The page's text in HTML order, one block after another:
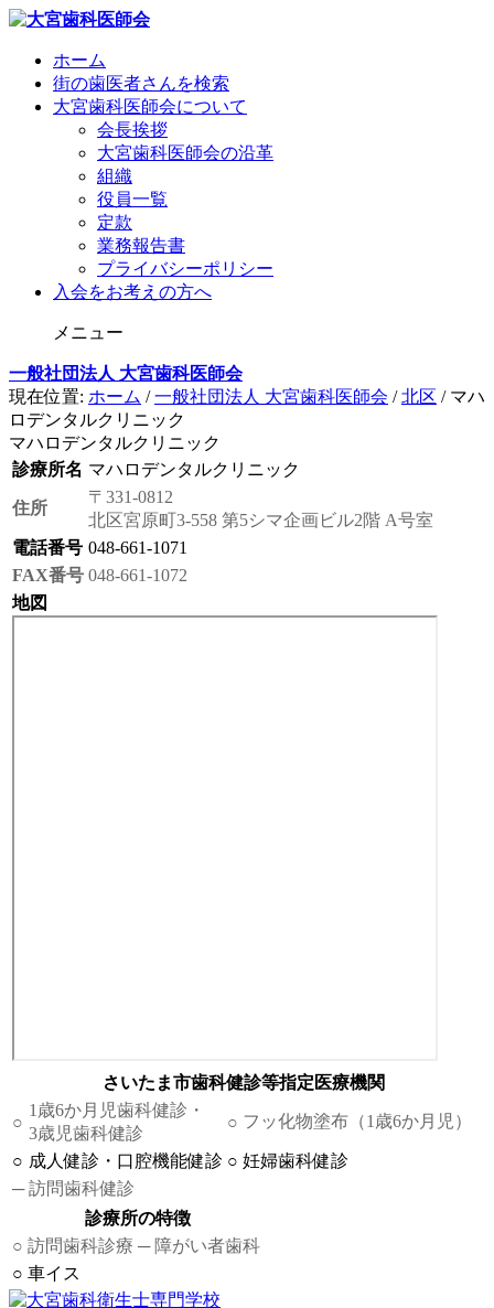
ホーム
街の歯医者さんを検索
大宮歯科医師会について
会長挨拶
大宮歯科医師会の沿革
組織
役員一覧
定款
業務報告書
プライバシーポリシー
入会をお考えの方へ
メニュー
一般社団法人 大宮歯科医師会
現在位置: ホーム / 一般社団法人 大宮歯科医師会 / 北区 / マハ
ロデンタルクリニック
マハロデンタルクリニック
診療所名 マハロデンタルクリニック
住所
〒331-0812
北区宮原町3-558 第5シマ企画ビル2階 A号室
電話番号 048-661-1071
FAX番号 048-661-1072
地図
さいたま市歯科健診等指定医療機関
○
1歳6か月児歯科健診・
3歳児歯科健診
○ フッ化物塗布（1歳6か月児）
○ 成人健診・口腔機能健診 ○ 妊婦歯科健診
─ 訪問歯科健診
診療所の特徴
○ 訪問歯科診療 ─ 障がい者歯科
○ 車イス